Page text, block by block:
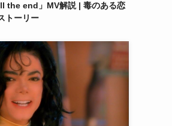
the end」MV解説 | 毒のある恋
トーリー